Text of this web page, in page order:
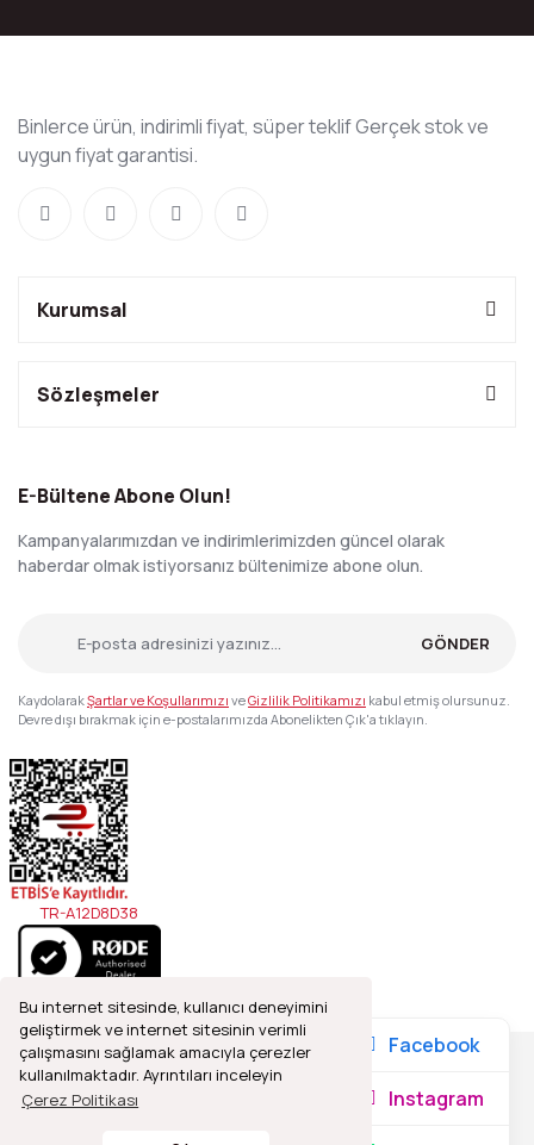
Bu internet sitesinde, kullanıcı deneyimini
geliştirmek ve internet sitesinin verimli
çalışmasını sağlamak amacıyla çerezler
kullanılmaktadır. Ayrıntıları inceleyin
Çerez Politikası
Binlerce ürün, indirimli fiyat, süper teklif Gerçek stok ve
uygun fiyat garantisi.
Kurumsal
Sözleşmeler
E-Bültene Abone Olun!
Kampanyalarımızdan ve indirimlerimizden güncel olarak
haberdar olmak istiyorsanız bültenimize abone olun.
GÖNDER
KaydolarakŞartlar ve Koşullarımızı veGizlilik Politikamızı kabul etmiş olursunuz.
Devre dışı bırakmak için e-postalarımızda Abonelikten Çık'a tıklayın.
TR-A12D8D38
2021© Refleks Fotoğrafçılık, Tüm Hakları Saklıdır.
Facebook
Instagram